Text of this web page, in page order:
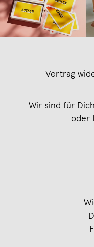
Vertrag
Wir sind für
oder